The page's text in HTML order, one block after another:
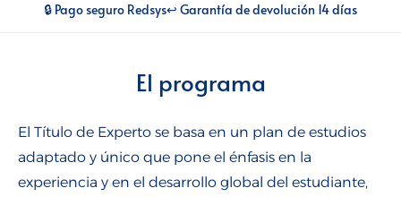
🔒 Pago seguro Redsys↩️ Garantía de devolución 14 días
El programa
El Título de Experto se basa en un plan de estudios
adaptado y único que pone el énfasis en la
experiencia y en el desarrollo global del estudiante,